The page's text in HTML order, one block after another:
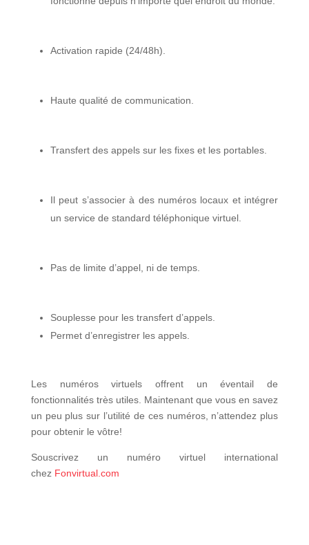
Activation rapide (24/48h).
Haute qualité de communication.
Transfert des appels sur les fixes et les portables.
Il peut s’associer à des numéros locaux et intégrer
un service de standard téléphonique virtuel.
Pas de limite d’appel, ni de temps.
Souplesse pour les transfert d’appels.
Permet d’enregistrer les appels.
Les numéros virtuels offrent un éventail de
fonctionnalités très utiles. Maintenant que vous en savez
un peu plus sur l’utilité de ces numéros, n’attendez plus
pour obtenir le vôtre!
Souscrivez un numéro virtuel international
chez Fonvirtual.com